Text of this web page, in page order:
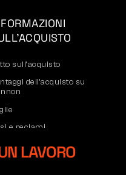
sull’acquisto
dell’acquisto su
e reclami
e pagamento
LAVORO